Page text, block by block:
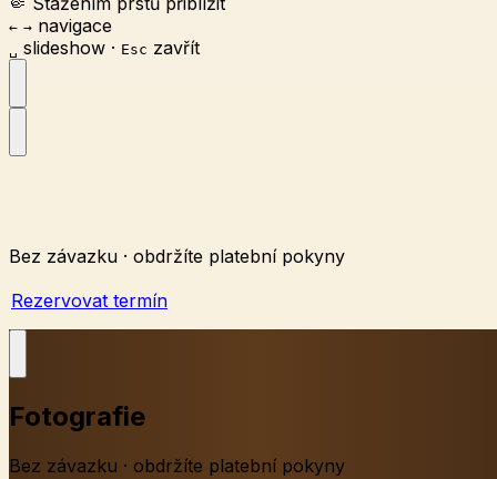
← → navigace
␣ slideshow · Esc zavřít
Bez závazku · obdržíte platební pokyny
Rezervovat termín
Fotografie
Bez závazku · obdržíte platební pokyny